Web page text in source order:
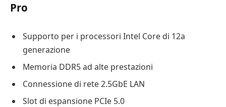
Pro
Supporto per i processori Intel Core di 12a
generazione
Memoria DDR5 ad alte prestazioni
Connessione di rete 2.5GbE LAN
Slot di espansione PCIe 5.0